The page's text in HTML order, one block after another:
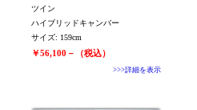
ツイン
ハイブリッドキャンバー
サイズ: 159cm
￥56,100－（税込）
>>>詳細を表示